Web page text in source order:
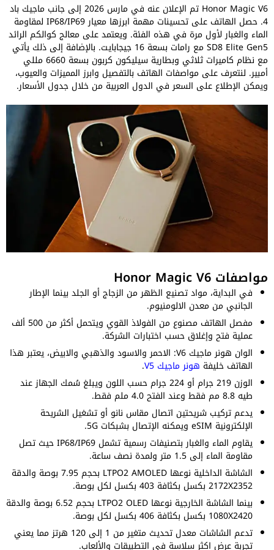
Honor Magic V6 تم الإعلان عنه في مارس 2026 إلى جانب ماجيك باد
4. حصل الهاتف على تحسينات مهمة ابرزها معيار IP68/IP69 لمقاومة
الماء والغبار لأول مرة في هذه الفئة. ويعتمد على معالج كوالكم الرائد
SD8 Elite Gen5 مع رامات بسعة 16 جيجابايت. بالإضافة إلى ذلك يأتي
مع نظام كاميرات ثلاثي وبطارية سيليكون كربون بسعة 6660 مللي
أمبير. لنتعرف على مواصفات الهاتف بالتفصيل وابرز المميزات والعيوب،
ويمكن الإطلاع على السعر في الدول العربية من خلال جدول الأسعار.
مواصفات Honor Magic V6
في البداية، مواد تصنيع الظهر من الزجاج أو الجلد بينما الإطار
الجانبي من معدن الالومنيوم.
مفصل الهاتف مصنوع من الفولاذ القوي ويتحمل أكثر من 500 ألف
عملية فتح وإغلاق حسب اختبارات الشركة.
الوان هونر ماجيك V6: الاحمر والاسود والذهبي والابيض، يعتبر هذا
الهاتف خليفة هونر ماجيك V5
.
الوزن 219 جرام أو 224 جرام حسب اللون ويبلغ سُمك الجهاز عند
طيه 8.8 مم فقط وعند الفتح 4.0 ملم فقط.
يدعم تركيب شريحتين اتصال مقاس نانو أو تشغيل الشريحة
الإلكترونية eSIM ويمكنه الإتصال بشبكات 5G.
يقاوم الماء والغبار بتصنيفات رسمية تشمل IP68/IP69 حيث تصل
مقاومة الماء إلى 1.5 متر ولمدة نصف ساعة.
الشاشة الداخلية نوعها LTPO2 AMOLED بحجم 7.95 بوصة والدقة
2172X2352 بكسل بكثافة 403 بكسل لكل بوصة.
بينما الشاشة الخارجية نوعها LTPO2 OLED بحجم 6.52 بوصة والدقة
1080X2420 بكسل بكثافة 406 بكسل لكل بوصة.
تدعم الشاشات معدل تحديث متغير من 1 إلى 120 هرتز مما يعني
تجربة عرض اكثر سلاسة في التطبيقات والألعاب.